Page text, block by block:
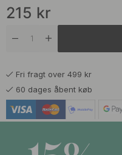
Antik Messing
Børstet Sort
215 kr
Fri fragt over 499 kr
60 dages åbent køb